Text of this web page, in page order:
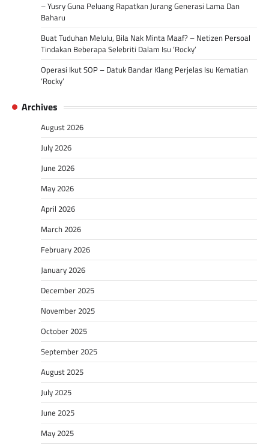
– Yusry Guna Peluang Rapatkan Jurang Generasi Lama Dan
Baharu
Buat Tuduhan Melulu, Bila Nak Minta Maaf? – Netizen Persoal
Tindakan Beberapa Selebriti Dalam Isu ‘Rocky’
Operasi Ikut SOP – Datuk Bandar Klang Perjelas Isu Kematian
‘Rocky’
Archives
August 2026
July 2026
June 2026
May 2026
April 2026
March 2026
February 2026
January 2026
December 2025
November 2025
October 2025
September 2025
August 2025
July 2025
June 2025
May 2025